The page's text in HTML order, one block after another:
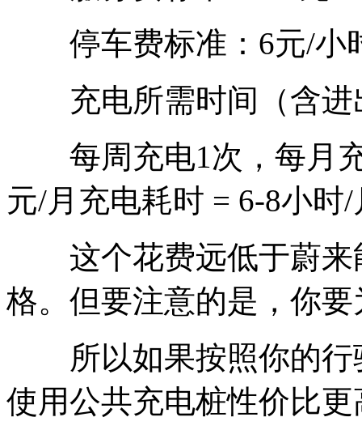
停车费标准：6元/小
充电所需时间（含进
每周充电1次，每月充
元/月充电耗时 = 6-8小时/
这个花费远低于蔚来
格。但要注意的是，你
所以如果按照你的行
使用公共充电桩性价比